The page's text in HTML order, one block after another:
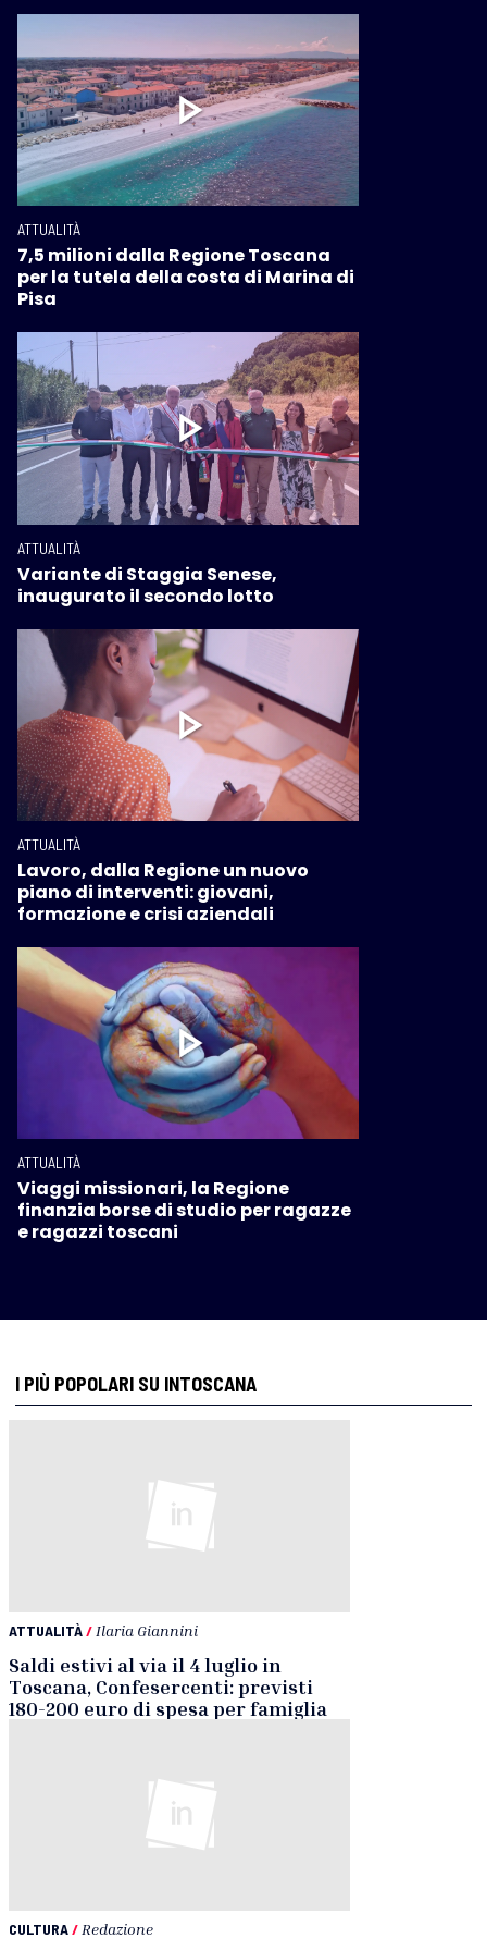
ATTUALITÀ
7,5 milioni dalla Regione Toscana
per la tutela della costa di Marina di
Pisa
ATTUALITÀ
Variante di Staggia Senese,
inaugurato il secondo lotto
ATTUALITÀ
Lavoro, dalla Regione un nuovo
piano di interventi: giovani,
formazione e crisi aziendali
ATTUALITÀ
Viaggi missionari, la Regione
finanzia borse di studio per ragazze
e ragazzi toscani
I PIÙ POPOLARI SU INTOSCANA
ATTUALITÀ/ Ilaria Giannini
Saldi estivi al via il 4 luglio in
Toscana, Confesercenti: previsti
180-200 euro di spesa per famiglia
CULTURA/ Redazione